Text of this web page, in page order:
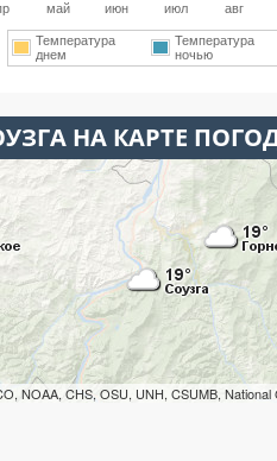
май июн июл авг
Температура
днем
Температура
ночью
НА КАРТЕ
NOAA, CHS, OSU, UNH, CSUMB, National